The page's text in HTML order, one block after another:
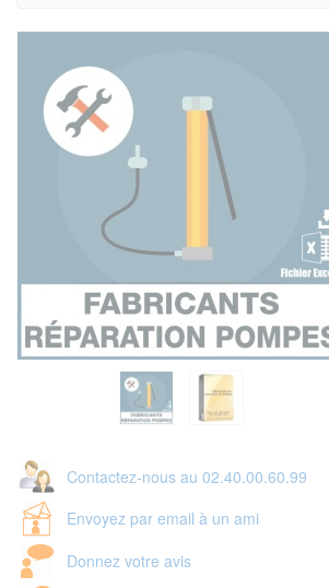
Contactez-nous au 02.40.00.60.99
Envoyez par email à un ami
Donnez votre avis